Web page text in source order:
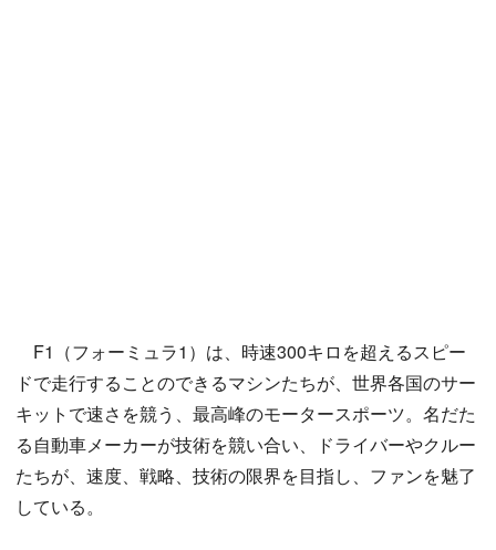
F1（フォーミュラ1）は、時速300キロを超えるスピー
ドで走行することのできるマシンたちが、世界各国のサー
キットで速さを競う、最高峰のモータースポーツ。名だた
る自動車メーカーが技術を競い合い、ドライバーやクルー
たちが、速度、戦略、技術の限界を目指し、ファンを魅了
している。